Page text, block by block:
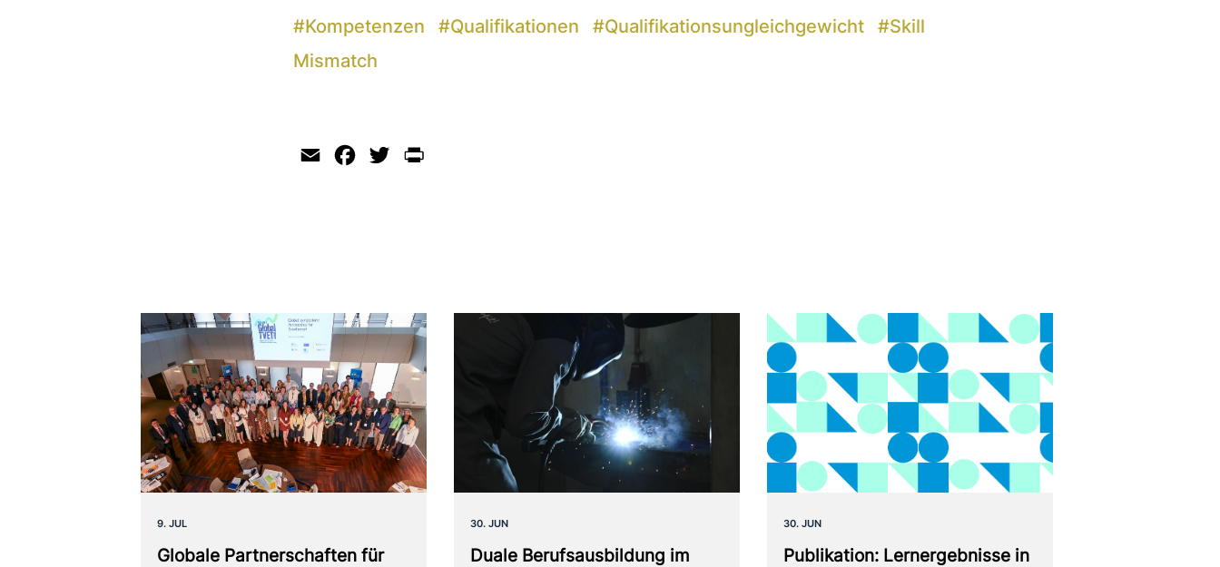
#Kompetenzen #Qualifikationen #Qualifikationsungleichgewicht #Skill
Mismatch
Email Facebook
Twitter
9. JUL
Globale Partnerschaften für
30. JUN
Duale Berufsausbildung im
30. JUN
Publikation: Lernergebnisse in